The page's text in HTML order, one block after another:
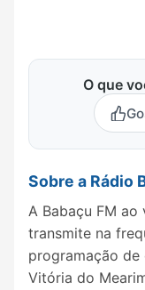
O que
Sobre a Rádio
A Babaçu FM
transmite na
programação
Vitória do